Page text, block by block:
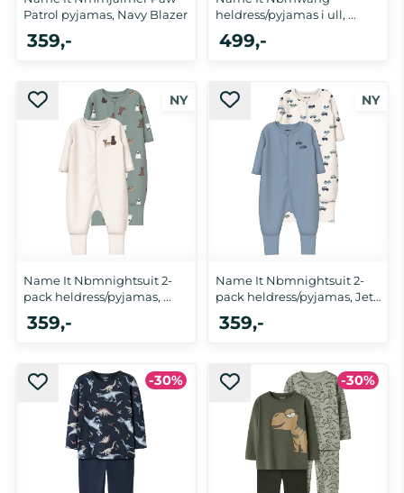
Patrol pyjamas, Navy Blazer
86/92, 98/104, 110/116, 122/128
359,-
heldress/pyjamas i ull, ...
50, 56, 62, 68, 74, 80, 86
499,-
Name It Nbmnightsuit 2-
pack heldress/pyjamas, ...
50, 56, 62, 68, 74, 80, 86, 92, 98,
104
359,-
Name It Nbmnightsuit 2-
pack heldress/pyjamas, Jet
...
50, 56, 62, 68, 74, 80, 86, 92, 98,
104
359,-
-30% -30%